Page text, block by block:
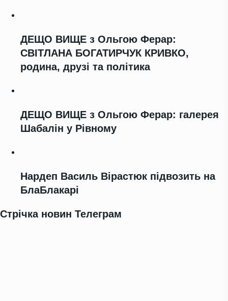
ДЕЩО ВИЩЕ з Ольгою Ферар:
СВІТЛАНА БОГАТИРЧУК КРИВКО,
родина, друзі та політика
ДЕЩО ВИЩЕ з Ольгою Ферар: галерея
Шабалін у Рівному
Нардеп Василь Вірастюк підвозить на
БлаБлакарі
Стрічка новин Телеграм